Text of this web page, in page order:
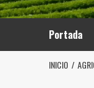
Portada
INICIO